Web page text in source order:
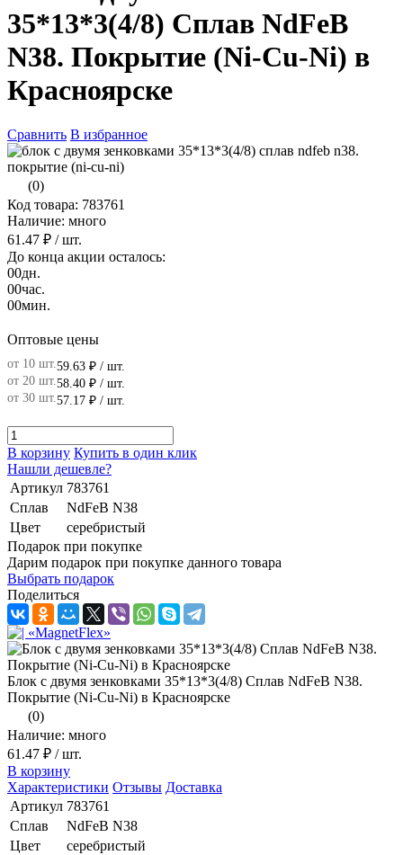
35*13*3(4/8) Сплав NdFeB
N38. Покрытие (Ni-Cu-Ni) в
Красноярске
Сравнить В избранное
(0)
Код товара: 783761
Наличие: много
61.47 ₽ / шт.
До конца акции осталось:
00дн.
00час.
00мин.
Оптовые цены
от 10 шт. 59.63 ₽ / шт.
от 20 шт. 58.40 ₽ / шт.
от 30 шт. 57.17 ₽ / шт.
В корзину Купить в один клик
Нашли дешевле?
Артикул 783761
Сплав
NdFeB N38
Цвет
серебристый
Подарок при покупке
Дарим подарок при покупке данного товара
Выбрать подарок
Поделиться
Блок с двумя зенковками 35*13*3(4/8) Сплав NdFeB N38.
Покрытие (Ni-Cu-Ni) в Красноярске
(0)
Наличие: много
61.47 ₽ / шт.
В корзину
Характеристики Отзывы Доставка
Артикул 783761
Сплав
NdFeB N38
Цвет
серебристый